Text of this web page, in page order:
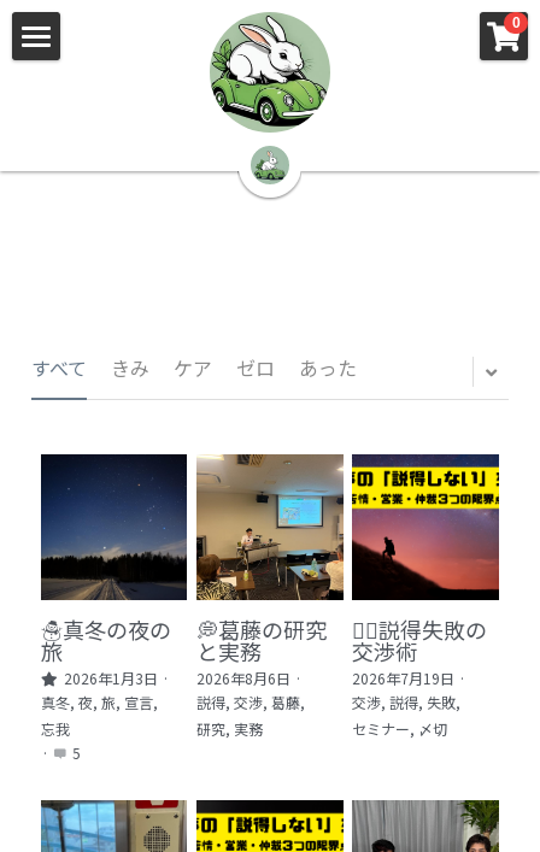
0
🌳株式会社 kibi🦉（トップ）
📰kibi log（ブログ）
🏢会社概要・プライバシーポリシー・プロフィ
📸Who am I?（プロフィール）
🏙️社員が防ぐ不正と犯罪
🙌自傷・他害・パニックは防げますか？
🏫社会福祉法人ぐらんま
🛒Learn More!（商品）
❓FAQ
📮ASK（無料読者登録 or 無料お問い合わせ）
📚 100冊の「本は飲み物」index
ログイン/ 登録
すべて きみ ケア ゼロ あった
☃️真冬の夜の
旅
2026年1月3日 ·
真冬, 夜, 旅, 宣言,
忘我
·
5
💭葛藤の研究
と実務
2026年8月6日 ·
説得, 交渉, 葛藤,
研究, 実務
🕵️‍♂️説得失敗の
交渉術
2026年7月19日 ·
交渉, 説得, 失敗,
セミナー, 〆切
×
ストアカテゴリー
すべてのカテゴリー
×
ブログカテゴリー